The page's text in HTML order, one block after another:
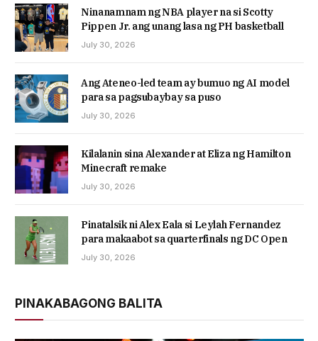
Ninanamnam ng NBA player na si Scotty
Pippen Jr. ang unang lasa ng PH basketball
July 30, 2026
Ang Ateneo-led team ay bumuo ng AI model
para sa pagsubaybay sa puso
July 30, 2026
Kilalanin sina Alexander at Eliza ng Hamilton
Minecraft remake
July 30, 2026
Pinatalsik ni Alex Eala si Leylah Fernandez
para makaabot sa quarterfinals ng DC Open
July 30, 2026
PINAKABAGONG BALITA